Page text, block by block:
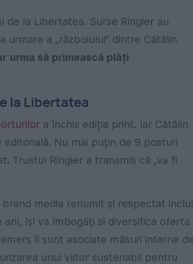
la Libertatea. Surse Ringier au
a „războiului” dintre Cătălin
urma să primească plăți
la Libertatea
a închis ediția print. Iar Cătălin
Nu mai puțin de 9 posturi
Trustul Ringier a transmis că „va fi
media renumit şi respectat
îşi va îmbogăţi si diversifica oferta
îi sunt asociate măsuri interne
unui viitor sustenabil pentru